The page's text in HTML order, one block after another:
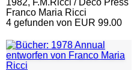
1982, F.M.Ricci / Deco Press
Franco Maria Ricci
4 gefunden von EUR 99.00